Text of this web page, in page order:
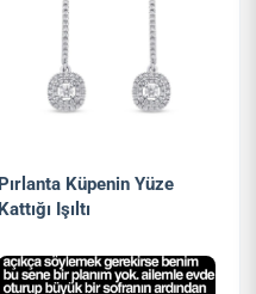
Pırlanta Küpenin Yüze
Kattığı Işıltı